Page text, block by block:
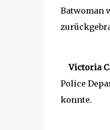
Batwoman
Victoria
Police
konnte.